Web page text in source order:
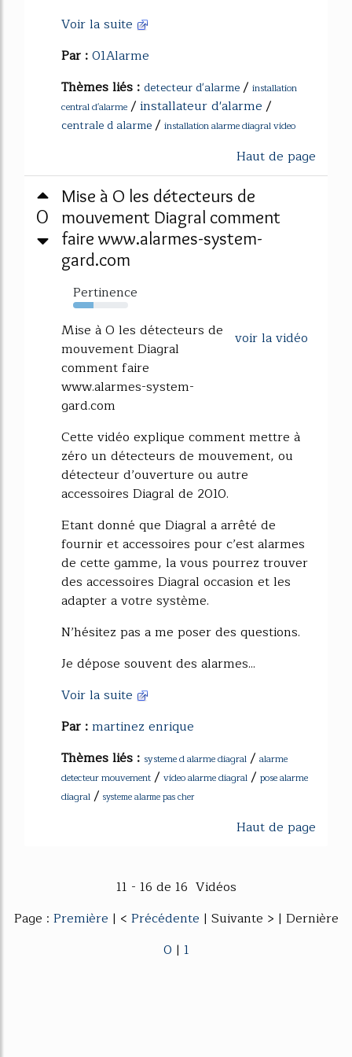
Voir la suite
Par :01Alarme
Thèmes liés : detecteur d'alarme/ installation
central d'alarme /installateur d'alarme/
centrale d alarme/ installation alarme diagral video
Haut de page
0
Mise à O les détecteurs de
mouvement Diagral comment
faire www.alarmes-system-
gard.com
Pertinence
37%
voir la vidéo
Mise à O les détecteurs de
mouvement Diagral
comment faire
www.alarmes-system-
gard.com
Cette vidéo explique comment mettre à
zéro un détecteurs de mouvement, ou
détecteur d’ouverture ou autre
accessoires Diagral de 2010.
Etant donné que Diagral a arrêté de
fournir et accessoires pour c’est alarmes
de cette gamme, la vous pourrez trouver
des accessoires Diagral occasion et les
adapter a votre système.
N’hésitez pas a me poser des questions.
Je dépose souvent des alarmes...
Voir la suite
Par :martinez enrique
Thèmes liés : systeme d alarme diagral / alarme
detecteur mouvement / video alarme diagral / pose alarme
diagral / systeme alarme pas cher
Haut de page
11 - 16 de 16 Vidéos
Page : Première | < Précédente | Suivante > | Dernière
0 | 1